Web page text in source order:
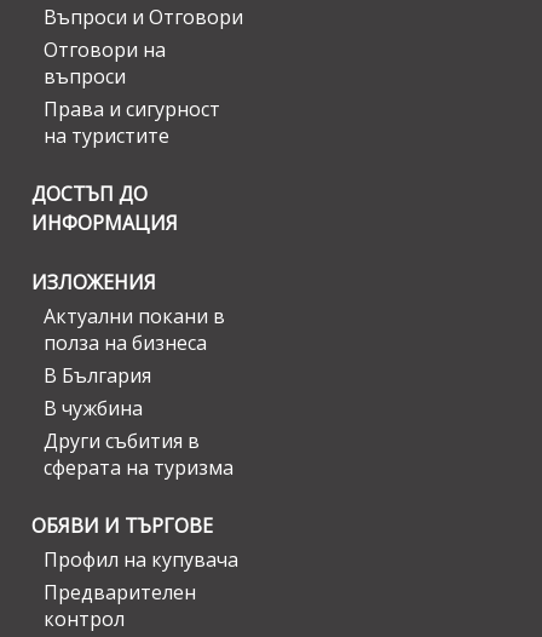
Въпроси и Отговори
Отговори на
въпроси
Права и сигурност
на туристите
ДОСТЪП ДО
ИНФОРМАЦИЯ
ИЗЛОЖЕНИЯ
Актуални покани в
полза на бизнеса
В България
В чужбина
Други събития в
сферата на туризма
ОБЯВИ И ТЪРГОВЕ
Профил на купувача
Предварителен
контрол